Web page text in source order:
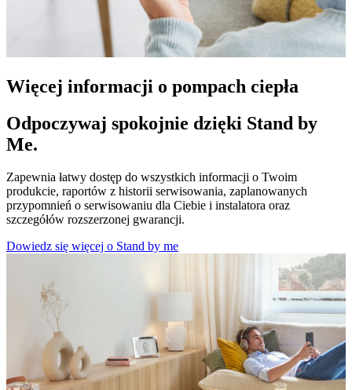
Więcej informacji o pompach ciepła
Odpoczywaj spokojnie dzięki Stand by
Me.
Zapewnia łatwy dostęp do wszystkich informacji o Twoim
produkcie, raportów z historii serwisowania, zaplanowanych
przypomnień o serwisowaniu dla Ciebie i instalatora oraz
szczegółów rozszerzonej gwarancji.
Dowiedz się więcej o Stand by me